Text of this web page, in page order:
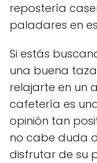
repostería
paladares en
Si estás
una buena
relajarte en un
cafetería es
opinión tan
no cabe duda
disfrutar de su